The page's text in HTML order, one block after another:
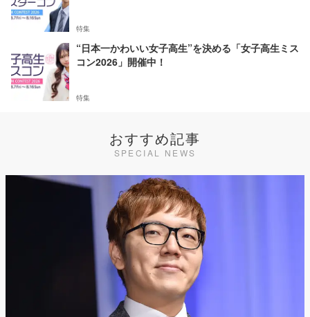
特集
“日本一かわいい女子高生”を決める「女子高生ミス
コン2026」開催中！
特集
おすすめ記事
SPECIAL NEWS